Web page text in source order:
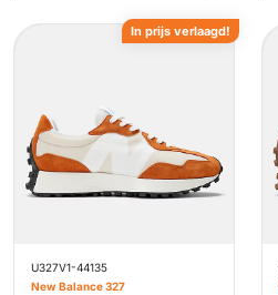
U327V1-44135
New Balance 327
In prijs verlaagd!